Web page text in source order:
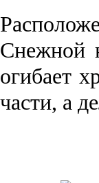
Снежной
огибает
части, а